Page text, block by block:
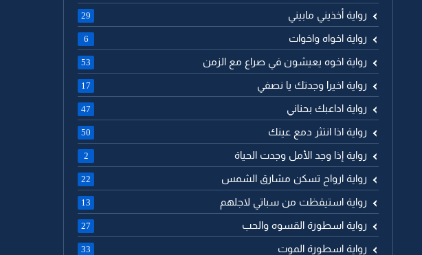
رواية أخذيني مابيني 29
رواية اخواه واخوات 6
رواية اخوه يعيشون في صراع مع الزمن 53
رواية اخيرا وجدتك يا نصفي 17
رواية اداعبك بحناني 47
رواية اذا انتثر دمع عينك 50
رواية إذا وجد الأمل وجدت الحياة 2
رواية ارواح تسكن مشارق الشمس 22
رواية استيقظت من سباتي لاجلهم 13
رواية اسطورة القسوه والحب 27
رواية اسطورة الموت 33